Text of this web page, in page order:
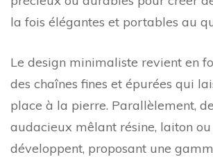
la fois élégantes et portables au
Le design minimaliste revient en
des chaînes fines et épurées qui
place à la pierre. Parallèlement,
audacieux mêlant résine, laiton
développent, proposant une